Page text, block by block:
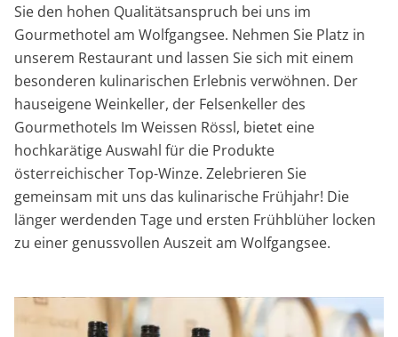
Sie den hohen Qualitätsanspruch bei uns im
Gourmethotel am Wolfgangsee. Nehmen Sie Platz in
unserem Restaurant und lassen Sie sich mit einem
besonderen kulinarischen Erlebnis verwöhnen. Der
hauseigene Weinkeller, der Felsenkeller des
Gourmethotels Im Weissen Rössl, bietet eine
hochkarätige Auswahl für die Produkte
österreichischer Top-Winze. Zelebrieren Sie
gemeinsam mit uns das kulinarische Frühjahr! Die
länger werdenden Tage und ersten Frühblüher locken
zu einer genussvollen Auszeit am Wolfgangsee.